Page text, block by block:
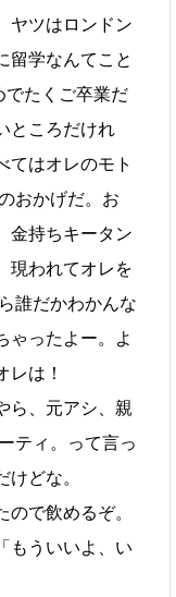
ヤツはロンドン
留学なんてこと
でたくご卒業だ
ところだけれ
てはオレのモト
おかげだ。お
金持ちキータン
現われてオレを
誰だかわかんな
ゃったよー。よ
レは！
ら、元アシ、親
ティ。って言っ
どな。
で飲めるぞ。
もういいよ、い